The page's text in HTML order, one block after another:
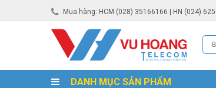
Mua hàng: HCM (028) 35166166 | HN (024)
DANH MỤC SẢN PHẨM